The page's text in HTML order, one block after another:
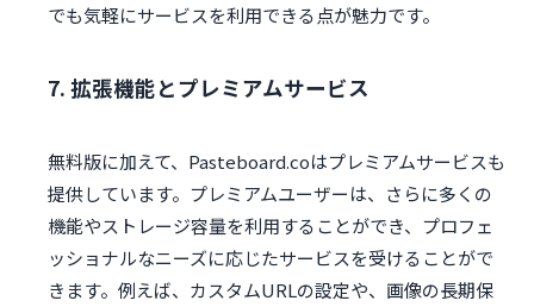
でも気軽にサービスを利用できる点が魅力です。
7. 拡張機能とプレミアムサービス
無料版に加えて、Pasteboard.coはプレミアムサービスも
提供しています。プレミアムユーザーは、さらに多くの
機能やストレージ容量を利用することができ、プロフェ
ッショナルなニーズに応じたサービスを受けることがで
きます。例えば、カスタムURLの設定や、画像の長期保